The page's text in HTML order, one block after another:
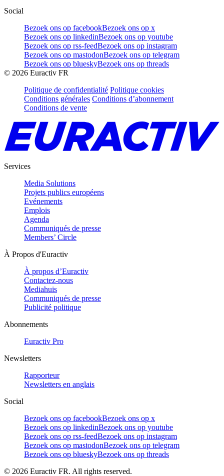
Social
Bezoek ons op facebookBezoek ons op x
Bezoek ons op linkedinBezoek ons op youtube
Bezoek ons op rss-feedBezoek ons op instagram
Bezoek ons op mastodonBezoek ons op telegram
Bezoek ons op blueskyBezoek ons op threads
© 2026 Euractiv FR
Politique de confidentialité Politique cookies
Conditions générales Conditions d’abonnement
Conditions de vente
Services
Media Solutions
Projets publics européens
Evénements
Emplois
Agenda
Communiqués de presse
Members’ Circle
À Propos d'Euractiv
À propos d’Euractiv
Contactez-nous
Mediahuis
Communiqués de presse
Publicité politique
Abonnements
Euractiv Pro
Newsletters
Rapporteur
Newsletters en anglais
Social
Bezoek ons op facebookBezoek ons op x
Bezoek ons op linkedinBezoek ons op youtube
Bezoek ons op rss-feedBezoek ons op instagram
Bezoek ons op mastodonBezoek ons op telegram
Bezoek ons op blueskyBezoek ons op threads
© 2026 Euractiv FR. All rights reserved.